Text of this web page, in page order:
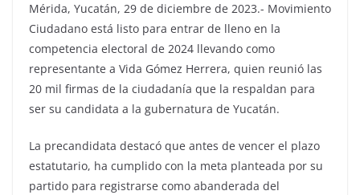
Mérida, Yucatán, 29 de diciembre de 2023.- Movimiento
Ciudadano está listo para entrar de lleno en la
competencia electoral de 2024 llevando como
representante a Vida Gómez Herrera, quien reunió las
20 mil firmas de la ciudadanía que la respaldan para
ser su candidata a la gubernatura de Yucatán.
La precandidata destacó que antes de vencer el plazo
estatutario, ha cumplido con la meta planteada por su
partido para registrarse como abanderada del